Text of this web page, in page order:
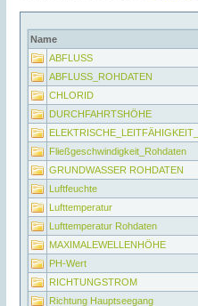
Name
ABFLUSS
ABFLUSS_ROHDATEN
CHLORID
DURCHFAHRTSHÖHE
Fließgeschwindigkeit_Rohdaten
GRUNDWASSER ROHDATEN
Luftfeuchte
Lufttemperatur
Lufttemperatur Rohdaten
MAXIMALEWELLENHÖHE
PH-Wert
RICHTUNGSTROM
Richtung Hauptseegang